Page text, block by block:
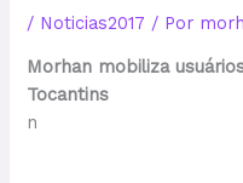
/ Noticias2017 / Por
Morhan mobiliza
Tocantins
n